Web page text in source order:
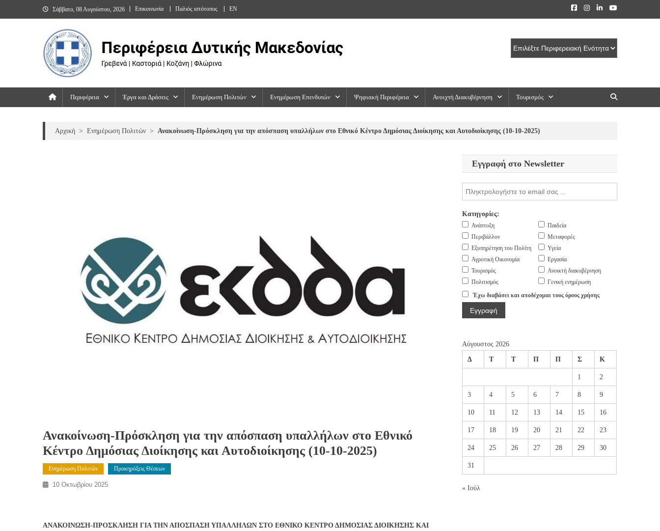
to
Σάββατο, 08 Αυγούστου, 2026 Επικοινωνία Παλιός ιστότοπος EN
Περιφέρεια
Έργα και Δράσεις Ενημέρωση Πολιτών Ενημέρωση Επενδυτών Ψηφιακή Περιφέρεια Ανοιχτή Διακυβέρνηση Τουρισμός
Αρχική > Ενημέρωση Πολιτών > Ανακοίνωση-Πρόσκληση για την απόσπαση υπαλλήλων στο Εθνικό Κέντρο Δημόσιας Διοίκησης και Αυτοδιοίκησης (10-10-2025)
Ανακοίνωση-Πρόσκληση για την απόσπαση υπαλλήλων στο Εθνικό
Κέντρο Δημόσιας Διοίκησης και Αυτοδιοίκησης (10-10-2025)
Ενημέρωση Πολιτών Προκηρύξεις Θέσεων
10 Οκτωβρίου 2025
ΑΝΑΚΟΙΝΩΣΗ-ΠΡΟΣΚΛΗΣΗ ΓΙΑ ΤΗΝ ΑΠΟΣΠΑΣΗ ΥΠΑΛΛΗΛΩΝ ΣΤΟ ΕΘΝΙΚΟ ΚΕΝΤΡΟ ΔΗΜΟΣΙΑΣ ΔΙΟΙΚΗΣΗΣ ΚΑΙ
Εγγραφή στο Newsletter
Κατηγορίες:
Ανάπτυξη
Περιβάλλον
Εξυπηρέτηση του Πολίτη
Αγροτική Οικονομία
Τουρισμός
Πολιτισμός
Παιδεία
Μεταφορές
Υγεία
Εργασία
Ανοικτή διακυβέρνηση
Γενική ενημέρωση
Έχω διαβάσει και αποδέχομαι τους όρους χρήσης
Αύγουστος 2026
Δ Τ Τ Π Π Σ Κ
1 2
3 4 5 6 7 8 9
10 11 12 13 14 15 16
17 18 19 20 21 22 23
24 25 26 27 28 29 30
31
« Ιούλ